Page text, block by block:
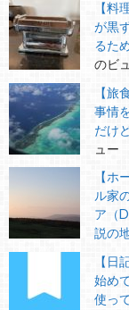
【料
が黒
るた
のビ
【旅
事情
だけ
ュー
【ホ
ル家
ア（
説の
【日
始め
使っ